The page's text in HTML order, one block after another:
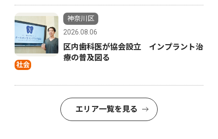
社会
神奈川区
2026.08.06
区内歯科医が協会設立 インプラント治
療の普及図る
エリア一覧を見る